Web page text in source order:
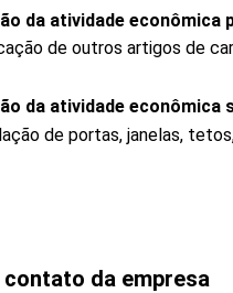
da atividade econômica
de outros artigos de
da atividade econômica
de portas, janelas,
da empresa